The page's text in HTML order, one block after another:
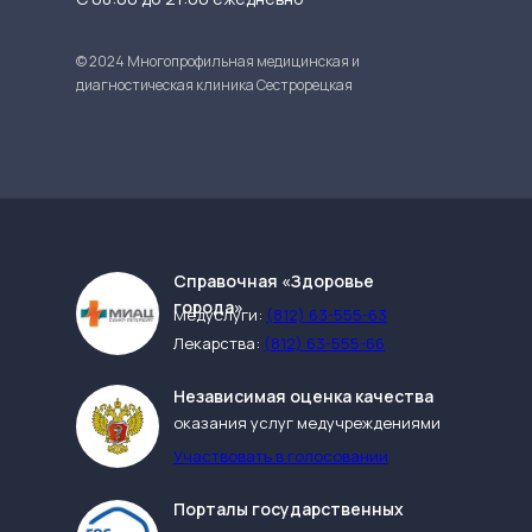
© 2024 Многопрофильная медицинская и
диагностическая клиника Сестрорецкая
Cправочная «Здоровье
города»
Медуслуги: (812) 63-555-63
Лекарства: (812) 63-555-66
Независимая оценка качества
оказания услуг медучреждениями
Участвовать в голосовании
Порталы государственных